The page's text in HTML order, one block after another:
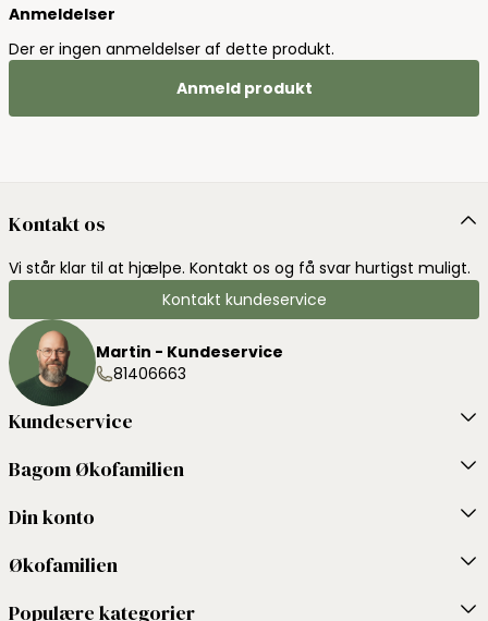
Anmeldelser
Der er ingen anmeldelser af dette produkt.
Anmeld produkt
Kontakt os
Vi står klar til at hjælpe. Kontakt os og få svar hurtigst muligt.
Kontakt kundeservice
Martin - Kundeservice
81406663
Kundeservice
Bagom Økofamilien
Din konto
Økofamilien
Populære kategorier